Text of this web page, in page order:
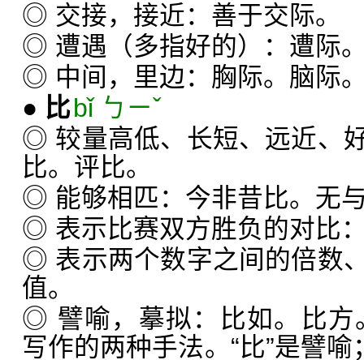
◎ 交接，接近：善于交际。
◎ 遭遇（多指好的）：遭际
◎ 中间，里边：胸际。脑际
● 比bǐ ㄅㄧˇ
◎ 较量高低、长短、远近、
比。评比。
◎ 能够相匹：今非昔比。无
◎ 表示比赛双方胜负的对比
◎ 表示两个数字之间的倍数
值。
◎ 譬喻，摹拟：比如。比方
写作的两种手法。“比”是譬